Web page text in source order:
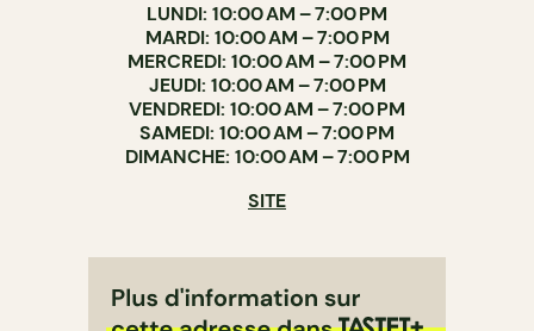
LUNDI: 10:00 AM – 7:00 PM
MARDI: 10:00 AM – 7:00 PM
MERCREDI: 10:00 AM – 7:00 PM
JEUDI: 10:00 AM – 7:00 PM
VENDREDI: 10:00 AM – 7:00 PM
SAMEDI: 10:00 AM – 7:00 PM
DIMANCHE: 10:00 AM – 7:00 PM
SITE